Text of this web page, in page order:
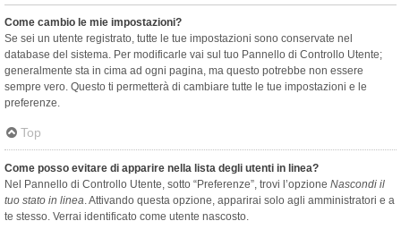
Come cambio le mie impostazioni?
Se sei un utente registrato, tutte le tue impostazioni sono conservate nel
database del sistema. Per modificarle vai sul tuo Pannello di Controllo Utente;
generalmente sta in cima ad ogni pagina, ma questo potrebbe non essere
sempre vero. Questo ti permetterà di cambiare tutte le tue impostazioni e le
preferenze.
Top
Come posso evitare di apparire nella lista degli utenti in linea?
Nel Pannello di Controllo Utente, sotto “Preferenze”, trovi l’opzione Nascondi il
tuo stato in linea. Attivando questa opzione, apparirai solo agli amministratori e a
te stesso. Verrai identificato come utente nascosto.